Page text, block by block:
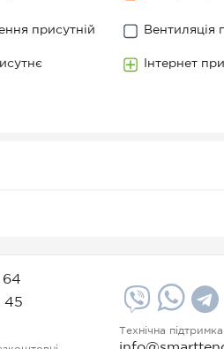
присутній Вентиляція
Інтернет
64
45
Технічна підтримка